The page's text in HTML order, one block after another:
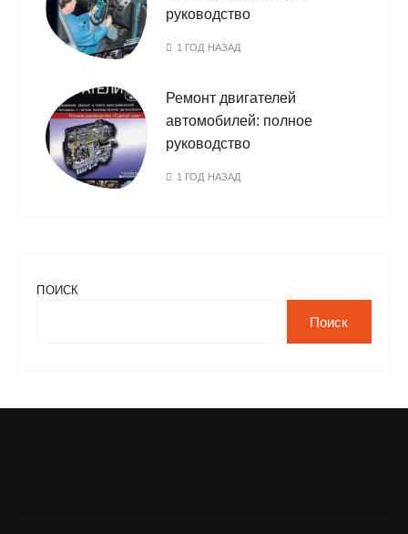
руководство
1 ГОД НАЗАД
Ремонт двигателей
автомобилей: полное
руководство
1 ГОД НАЗАД
ПОИСК
Поиск